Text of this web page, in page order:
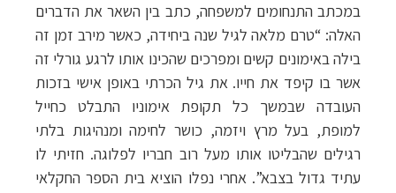
במכתב התנחומים למשפחה, כתב בין השאר את הדברים
האלה: “טרם מלאה לגיל שנה ביחידה, כאשר מירב זמן זה
בילה באימונים קשים ומפרכים שהכינו אותו לרגע גורלי זה
אשר בו קיפד את חייו. את גיל הכרתי באופן אישי בזכות
העובדה שבמשך כל תקופת אימוניו התבלט כחייל
למופת, בעל מרץ ויזמה, כושר לחימה ומנהיגות בלתי
רגילים שהבליטו אותו מעל רוב חבריו לפלוגה. חזיתי לו
עתיד גדול בצבא”. אחרי נפלו הוציא בית הספר החקלאי